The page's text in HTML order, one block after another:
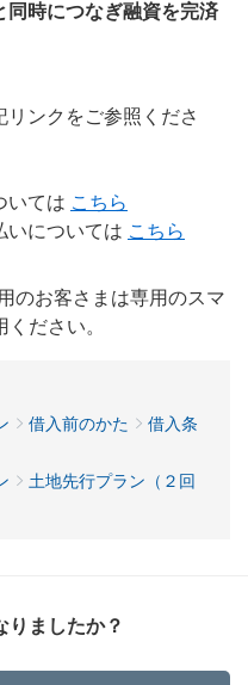
時につなぎ融資を完済
ンクをご参照くださ
いては こちら
いについては こちら
のお客さまは専用のスマ
ださい。
借入前のかた
借入条
土地先行プラン（２回
りましたか？